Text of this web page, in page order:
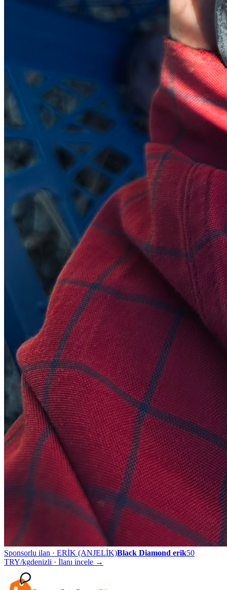
Sponsorlu ilan · ERİK (ANJELİK)Black Diamond erik50
TRY/kgdenizli · İlanı incele →